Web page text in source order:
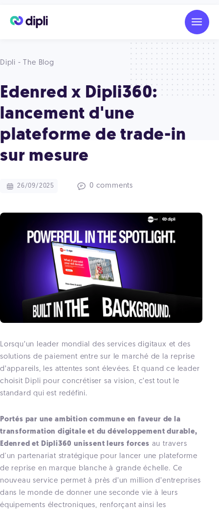
Dipli - The Blog
Edenred x Dipli360:
lancement d'une
plateforme de trade-in
sur mesure
26/09/2025 0 comments
Lorsqu’un leader mondial des services digitaux et des
solutions de paiement entre sur le marché de la reprise
d’appareils, les attentes sont élevées. Et quand ce leader
choisit Dipli pour concrétiser sa vision, c’est tout le
standard qui est redéfini.
Portés par une ambition commune en faveur de la
transformation digitale et du développement durable,
Edenred et Dipli360 unissent leurs forces au travers
d'un partenariat stratégique pour lancer une plateforme
de reprise en marque blanche à grande échelle. Ce
nouveau service permet à près d’un million d’entreprises
dans le monde de donner une seconde vie à leurs
équipements électroniques, renforçant ainsi les